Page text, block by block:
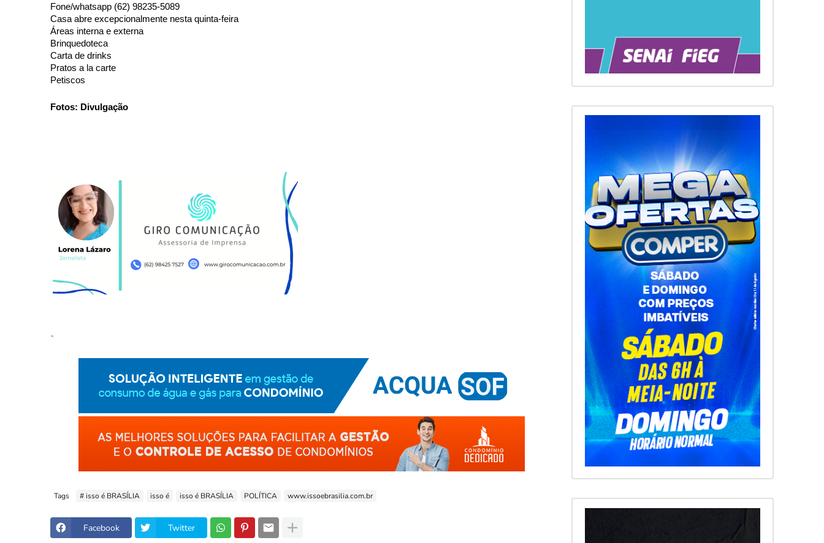
Fone/whatsapp (62) 98235-5089
Casa abre excepcionalmente nesta quinta-feira
Áreas interna e externa
Brinquedoteca
Carta de drinks
Pratos a la carte
Petiscos
Fotos: Divulgação
-
Tags # isso é BRASÍLIA isso é isso é BRASÍLIA POLÍTICA www.issoebrasilia.com.br
Facebook Twitter